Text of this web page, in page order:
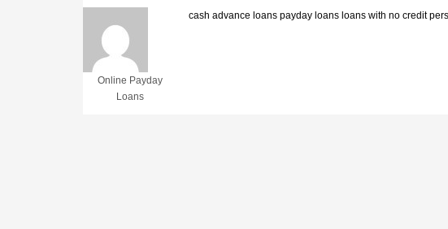
Online Payday
Loans
cash advance loans payday loans loans with no credit